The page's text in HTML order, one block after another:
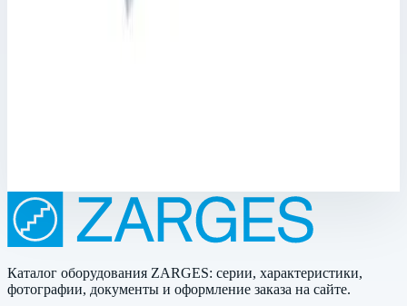
Каталог оборудования ZARGES: серии, характеристики,
фотографии, документы и оформление заказа на сайте.